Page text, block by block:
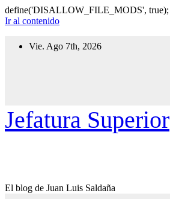
define('DISALLOW_FILE_MODS', true);
Ir al contenido
Vie. Ago 7th, 2026
Jefatura Superior
El blog de Juan Luis Saldaña